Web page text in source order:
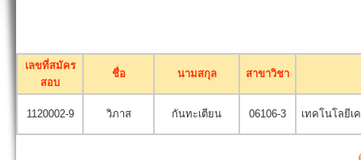
เลขที่สมัคร
สอบ
ชื่อ นามสกุล สาขาวิชา
1120002-9 วิภาส กันทะเตียน 06106-3 เทคโนโลยีเ